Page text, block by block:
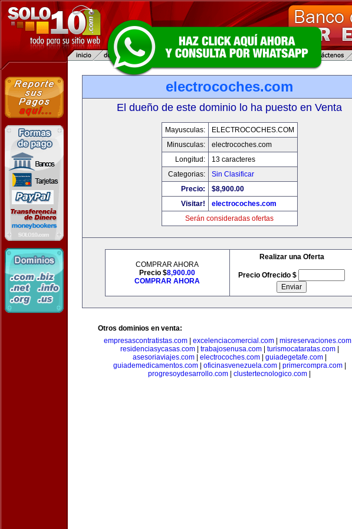
electrocoches.com
El dueño de este dominio lo ha puesto en Venta
Mayusculas:
ELECTROCOCHES.COM
Minusculas:
electrocoches.com
Longitud:
13 caracteres
Categorias:
Sin Clasificar
Precio:
$8,900.00
Visitar!
electrocoches.com
Serán consideradas ofertas
COMPRAR AHORA
Precio $8,900.00
COMPRAR AHORA
Realizar una Oferta
Precio Ofrecido $
Otros dominios en venta:
empresascontratistas.com
excelenciacomercial.com misreservaciones.com
residenciasycasas.com| trabajosenusa.com| turismocataratas.com|
asesoriaviajes.com| electrocoches.com| guiadegetafe.com|
guiademedicamentos.com| oficinasvenezuela.com| primercompra.com|
progresoydesarrollo.com
clustertecnologico.com